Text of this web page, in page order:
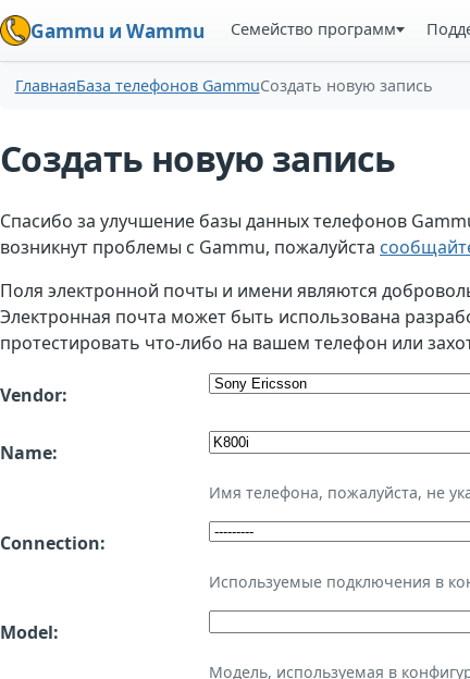
Gammu и Wammu Семейство программ
ГлавнаяБаза телефонов GammuСоздать новую запись
Создать новую запись
Спасибо за улучшение базы данных телефонов
возникнут проблемы с Gammu, пожалуйста
Поля электронной почты и имени являются
Электронная почта может быть использована
протестировать что-либо на вашем телефон или
Vendor:
Name:
Имя телефона, пожалуйста, не
Connection:
Используемые подключения в
Model:
Модель, используемая в